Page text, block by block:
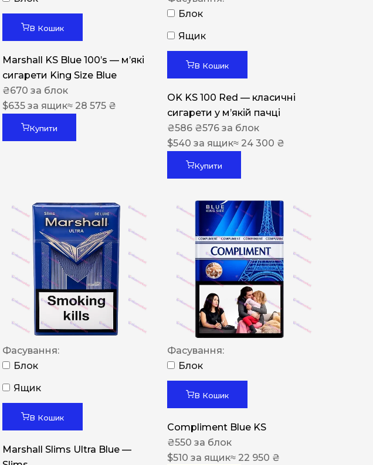
В Кошик
Marshall KS Blue 100’s — м’які
сигарети King Size Blue
₴670 за блок
$635 за ящик≈ 28 575 ₴
Купити
Блок
Ящик
В Кошик
OK KS 100 Red — класичні
сигарети у м’якій пачці
₴586 ₴576 за блок
$540 за ящик≈ 24 300 ₴
Купити
Фасування:
Блок
Ящик
В Кошик
Marshall Slims Ultra Blue —
Фасування:
Блок
В Кошик
Compliment Blue KS
₴550 за блок
$510 за ящик≈ 22 950 ₴